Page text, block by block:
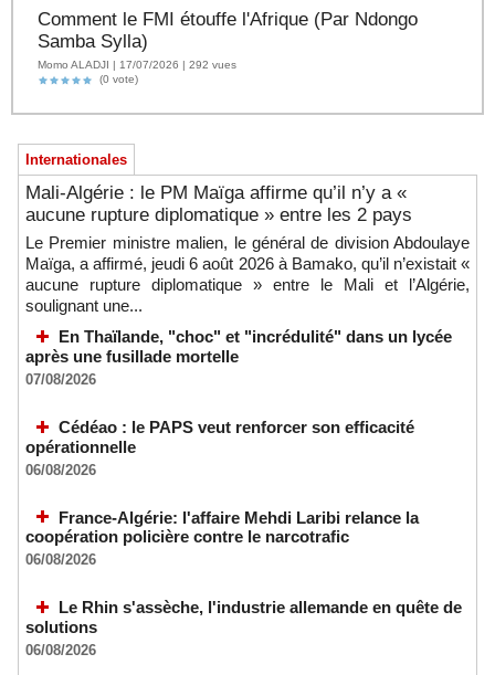
Comment le FMI étouffe l'Afrique (Par Ndongo
Samba Sylla)
Momo ALADJI | 17/07/2026 | 292 vues
(0 vote)
Internationales
Mali-Algérie : le PM Maïga affirme qu’il n’y a «
aucune rupture diplomatique » entre les 2 pays
Le Premier ministre malien, le général de division Abdoulaye
Maïga, a affirmé, jeudi 6 août 2026 à Bamako, qu’il n’existait «
aucune rupture diplomatique » entre le Mali et l’Algérie,
soulignant une...
En Thaïlande, "choc" et "incrédulité" dans un lycée
après une fusillade mortelle
07/08/2026
Cédéao : le PAPS veut renforcer son efficacité
opérationnelle
06/08/2026
France-Algérie: l'affaire Mehdi Laribi relance la
coopération policière contre le narcotrafic
06/08/2026
Le Rhin s'assèche, l'industrie allemande en quête de
solutions
06/08/2026